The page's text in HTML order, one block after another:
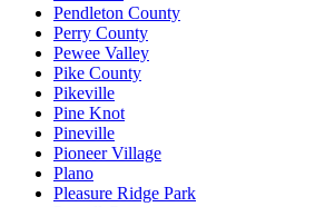
Pendleton County
Perry County
Pewee Valley
Pike County
Pikeville
Pine Knot
Pineville
Pioneer Village
Plano
Pleasure Ridge Park